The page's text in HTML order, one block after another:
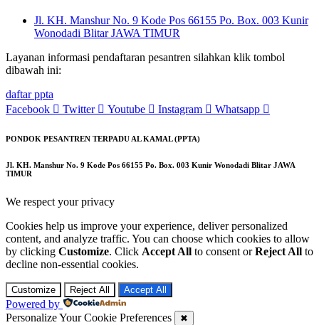
Jl. KH. Manshur No. 9 Kode Pos 66155 Po. Box. 003 Kunir
Wonodadi Blitar JAWA TIMUR
Layanan informasi pendaftaran pesantren silahkan klik tombol
dibawah ini:
daftar ppta
Facebook
Twitter Youtube Instagram Whatsapp
PONDOK PESANTREN TERPADU AL KAMAL (PPTA)
Jl. KH. Manshur No. 9 Kode Pos 66155 Po. Box. 003 Kunir Wonodadi Blitar JAWA
TIMUR
We respect your privacy
Cookies help us improve your experience, deliver personalized
content, and analyze traffic. You can choose which cookies to allow
by clicking Customize. Click Accept All to consent orReject All to
decline non-essential cookies.
Customize Reject All Accept All
Powered by
Personalize Your Cookie Preferences
✖